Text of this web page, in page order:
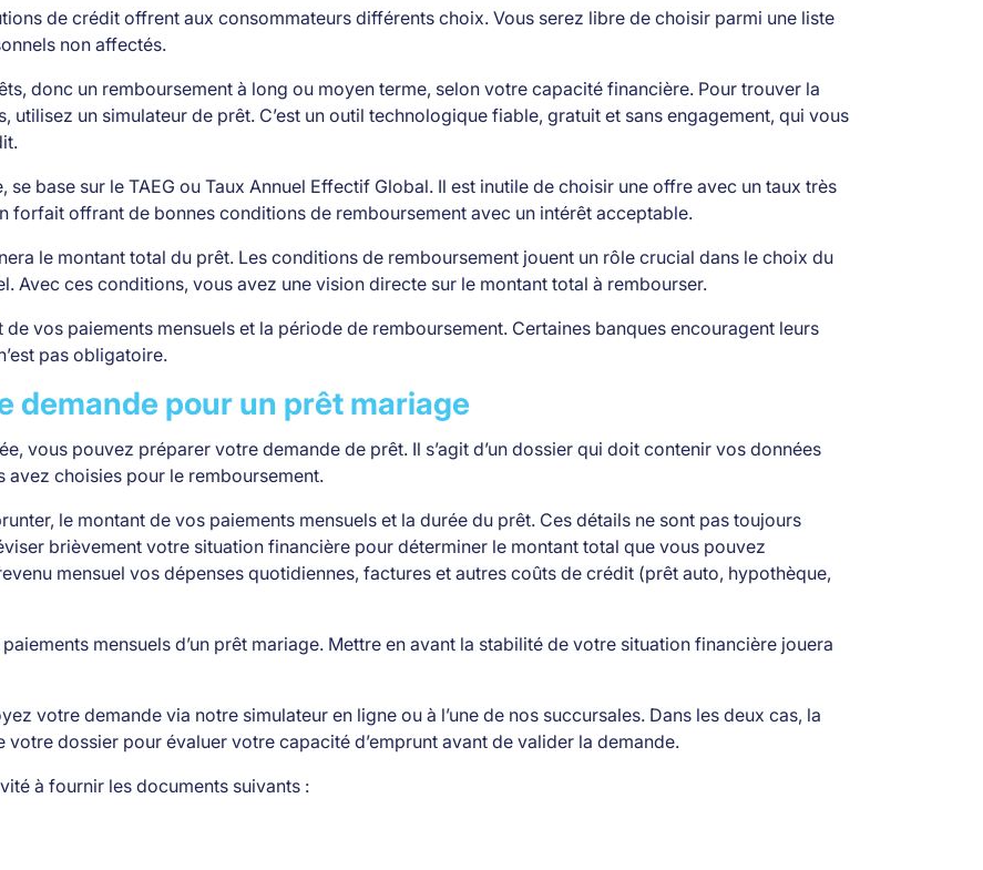
de crédit offrent aux consommateurs différents choix. Vous serez libre de choisir parmi une liste
non affectés.
donc un remboursement à long ou moyen terme, selon votre capacité financière. Pour trouver la
un simulateur de prêt. C’est un outil technologique fiable, gratuit et sans engagement, qui vous
se base sur le TAEG ou Taux Annuel Effectif Global. Il est inutile de choisir une offre avec un taux très
forfait offrant de bonnes conditions de remboursement avec un intérêt acceptable.
le montant total du prêt. Les conditions de remboursement jouent un rôle crucial dans le choix du
Avec ces conditions, vous avez une vision directe sur le montant total à rembourser.
vos paiements mensuels et la période de remboursement. Certaines banques encouragent leurs
pas obligatoire.
demande pour un prêt mariage
vous pouvez préparer votre demande de prêt. Il s’agit d’un dossier qui doit contenir vos données
avez choisies pour le remboursement.
le montant de vos paiements mensuels et la durée du prêt. Ces détails ne sont pas toujours
brièvement votre situation financière pour déterminer le montant total que vous pouvez
mensuel vos dépenses quotidiennes, factures et autres coûts de crédit (prêt auto, hypothèque,
mensuels d’un prêt mariage. Mettre en avant la stabilité de votre situation financière jouera
votre demande via notre simulateur en ligne ou à l’une de nos succursales. Dans les deux cas, la
dossier pour évaluer votre capacité d’emprunt avant de valider la demande.
à fournir les documents suivants :